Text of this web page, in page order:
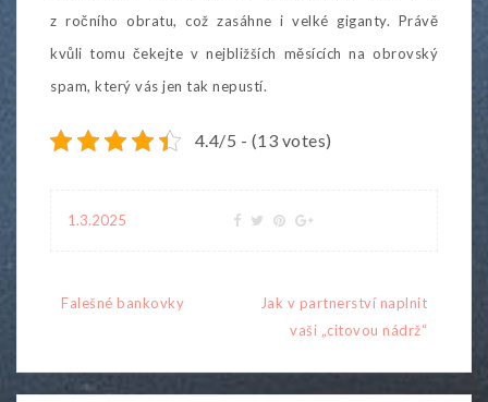
z ročního obratu, což zasáhne i velké giganty. Právě
kvůli tomu čekejte v nejbližších měsících na obrovský
spam, který vás jen tak nepustí.
4.4/5 - (13 votes)
1.3.2025
Navigace
příspěvek
Falešné bankovky
Jak v partnerství naplnit
vaši „citovou nádrž“